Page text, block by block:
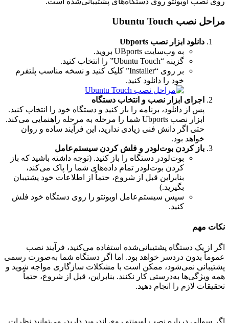
مراحل نصب Ubuntu Touch
دانلود ابزار نصب Ubports
به وب‌سایت UBports بروید.
گزینه “Ubuntu Touch” را انتخاب کنید.
بر روی “Installer” کلیک کنید و نسخه مناسب پلتفرم
خود را دانلود کنید.
اجرای ابزار نصب و انتخاب دستگاه
پس از دانلود، برنامه را باز کنید و دستگاه خود را انتخاب کنید.
ابزار نصب Ubports شما را مرحله به مرحله راهنمایی می‌کند.
حتی اگر دانش فنی زیادی ندارید، این فرآیند ساده و روان
خواهد بود.
باز کردن بوت‌لودر و فلش کردن سیستم‌عامل
بوت‌لودر دستگاه را باز کنید. (توجه داشته باشید که باز
کردن بوت‌لودر تمام داده‌های شما را پاک می‌کند،
بنابراین قبل از شروع، حتماً از اطلاعات خود پشتیبان
بگیرید.)
سپس سیستم‌عامل اوبونتو را روی دستگاه خود فلش
کنید.
نکات مهم
اگر از یک دستگاه پشتیبانی‌شده استفاده می‌کنید، فرآیند نصب
عموماً بدون دردسر خواهد بود. اما اگر دستگاه شما به‌صورت رسمی
پشتیبانی نمی‌شود، ممکن است با مشکلات سازگاری مواجه شوید و
همه ویژگی‌ها به‌درستی کار نکنند. بنابراین، قبل از شروع، حتماً
تحقیقات لازم را انجام دهید.